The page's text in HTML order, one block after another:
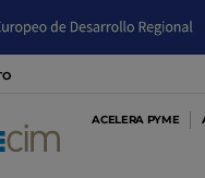
ACELERA PYME